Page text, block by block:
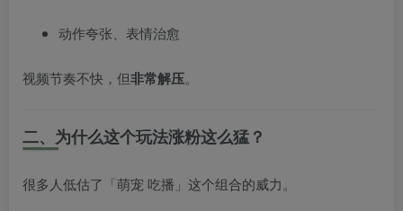
动作夸张、表情治愈
视频节奏不快，但非常解压。
二、为什么这个玩法涨粉这么猛？
很多人低估了「萌宠 吃播」这个组合的威力。